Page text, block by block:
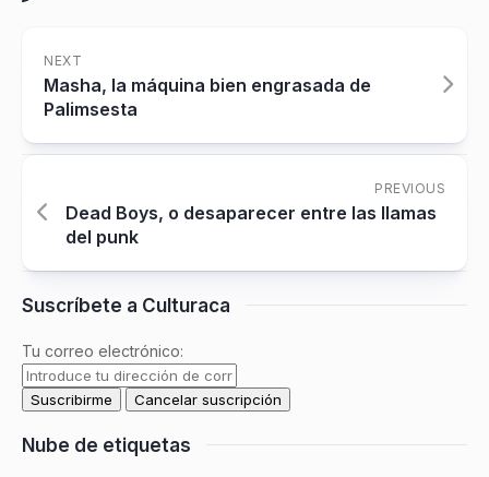
NEXT
Masha, la máquina bien engrasada de
Palimsesta
PREVIOUS
Dead Boys, o desaparecer entre las llamas
del punk
Suscríbete a Culturaca
Tu correo electrónico:
Nube de etiquetas